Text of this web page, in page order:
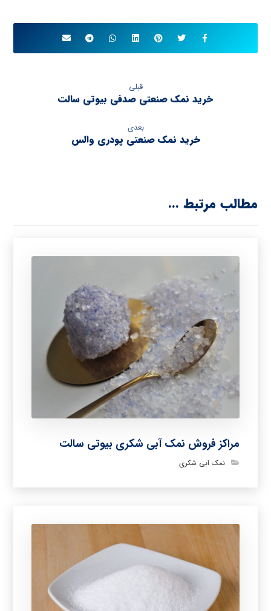
قبلی
خرید نمک صنعتی صدفی بیوتی سالت
بعدی
خرید نمک صنعتی پودری والس
مطالب مرتبط ...
مراکز فروش نمک آبی شکری بیوتی سالت
نمک ابی شکری